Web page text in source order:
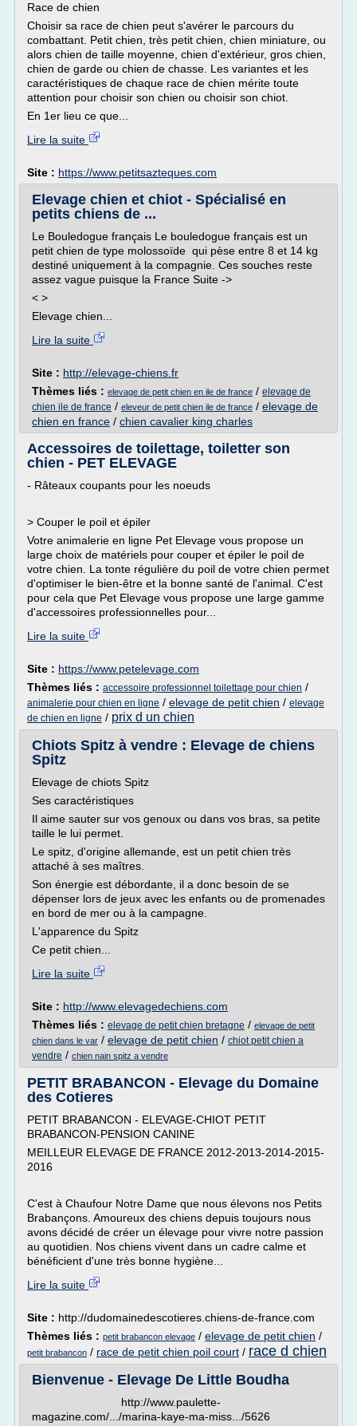
Race de chien
Choisir sa race de chien peut s'avérer le parcours du
combattant. Petit chien, très petit chien, chien miniature, ou
alors chien de taille moyenne, chien d'extérieur, gros chien,
chien de garde ou chien de chasse. Les variantes et les
caractéristiques de chaque race de chien mérite toute
attention pour choisir son chien ou choisir son chiot.
En 1er lieu ce que...
Lire la suite
Site : https://www.petitsazteques.com
Elevage chien et chiot - Spécialisé en
petits chiens de ...
Le Bouledogue français Le bouledogue français est un
petit chien de type molossoïde qui pèse entre 8 et 14 kg
destiné uniquement à la compagnie. Ces souches reste
assez vague puisque la France Suite ->
< >
Elevage chien...
Lire la suite
Site : http://elevage-chiens.fr
Thèmes liés : elevage de petit chien en ile de france / elevage de
chien ile de france / eleveur de petit chien ile de france / elevage de
chien en france / chien cavalier king charles
Accessoires de toilettage, toiletter son
chien - PET ELEVAGE
- Râteaux coupants pour les noeuds
> Couper le poil et épiler
Votre animalerie en ligne Pet Elevage vous propose un
large choix de matériels pour couper et épiler le poil de
votre chien. La tonte régulière du poil de votre chien permet
d'optimiser le bien-être et la bonne santé de l'animal. C'est
pour cela que Pet Elevage vous propose une large gamme
d'accessoires professionnelles pour...
Lire la suite
Site : https://www.petelevage.com
Thèmes liés : accessoire professionnel toilettage pour chien /
animalerie pour chien en ligne / elevage de petit chien / elevage
de chien en ligne / prix d un chien
Chiots Spitz à vendre : Elevage de chiens
Spitz
Elevage de chiots Spitz
Ses caractéristiques
Il aime sauter sur vos genoux ou dans vos bras, sa petite
taille le lui permet.
Le spitz, d'origine allemande, est un petit chien très
attaché à ses maîtres.
Son énergie est débordante, il a donc besoin de se
dépenser lors de jeux avec les enfants ou de promenades
en bord de mer ou à la campagne.
L'apparence du Spitz
Ce petit chien...
Lire la suite
Site : http://www.elevagedechiens.com
Thèmes liés : elevage de petit chien bretagne / elevage de petit
chien dans le var / elevage de petit chien / chiot petit chien a
vendre / chien nain spitz a vendre
PETIT BRABANCON - Elevage du Domaine
des Cotieres
PETIT BRABANCON - ELEVAGE-CHIOT PETIT
BRABANCON-PENSION CANINE
MEILLEUR ELEVAGE DE FRANCE 2012-2013-2014-2015-
2016
C'est à Chaufour Notre Dame que nous élevons nos Petits
Brabançons. Amoureux des chiens depuis toujours nous
avons décidé de créer un élevage pour vivre notre passion
au quotidien. Nos chiens vivent dans un cadre calme et
bénéficient d'une très bonne hygiène...
Lire la suite
Site : http://dudomainedescotieres.chiens-de-france.com
Thèmes liés : petit brabancon elevage / elevage de petit chien /
petit brabancon / race de petit chien poil court / race d chien
Bienvenue - Elevage De Little Boudha
http://www.paulette-
magazine.com/.../marina-kaye-ma-miss.../5626